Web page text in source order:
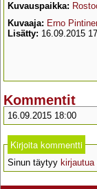
Kuvauspaikka:
Kuvaaja: Erno
Lisätty: 16.09.2015
Kommentit
16.09.2015 18:00
Kirjoita kommentti
Sinun täytyy